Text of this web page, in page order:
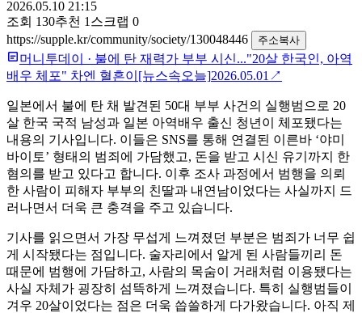
2026.05.10 21:15
조회 130추천 1 스크랩 0
https://supple.kr/community/society/130048446
주소복사
머니투데이 · 불에 탄 재력가 부부 시신..."20살 한국인, 아역
배우 체포" 차엔 혈흔이[뉴스속오늘]2026.05.01 ↗
일본에서 불에 탄 채 발견된 50대 부부 사건의 실행범으로 20
살 한국 국적 남성과 일본 아역배우 출신 청년이 체포됐다는
내용의 기사입니다. 이들은 SNS를 통해 연결된 이른바 ‘야미
바이토’ 형태의 범죄에 가담했고, 돈을 받고 시신 유기까지 한
혐의를 받고 있다고 합니다. 이후 조사 과정에서 범행을 의뢰
한 사람이 피해자 부부의 친딸과 내연남이었다는 사실까지 드
러나면서 더욱 큰 충격을 주고 있습니다.
기사를 읽으면서 가장 무섭게 느껴졌던 부분은 범죄가 너무 쉽
게 시작됐다는 점입니다. 술자리에서 알게 된 사람들끼리 돈
때문에 범행에 가담하고, 사람의 목숨이 거래처럼 이용됐다는
사실 자체가 굉장히 섬뜩하게 느껴졌습니다. 특히 실행범들이
겨우 20살이었다는 점은 더욱 씁쓸하게 다가왔습니다. 아직 제